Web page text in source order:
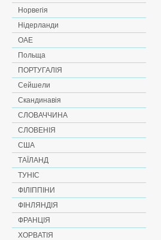
Норвегія
Нідерланди
ОАЕ
Польща
ПОРТУГАЛІЯ
Сейшели
Скандинавія
СЛОВАЧЧИНА
СЛОВЕНІЯ
США
ТАЇЛАНД
ТУНІС
ФІЛІППІНИ
ФІНЛЯНДІЯ
ФРАНЦІЯ
ХОРВАТІЯ